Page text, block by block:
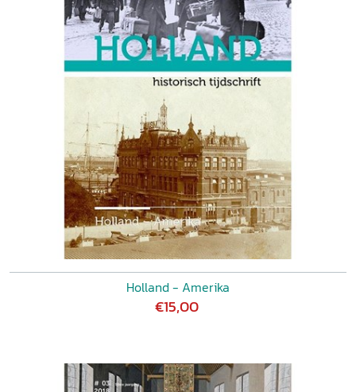
Holland - Amerika
€15,00